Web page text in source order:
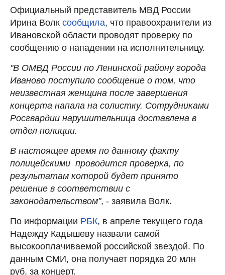
Официальный представитель МВД России
Ирина Волк сообщила, что правоохранители из
Ивановской области проводят проверку по
сообщению о нападении на исполнительницу.
"В ОМВД России по Ленинской району города
Иваново поступило сообщение о том, что
неизвестная женщина после завершения
концерта напала на солистку. Сотрудниками
Росгвардии нарушительница доставлена в
отдел полиции.
В настоящее время по данному факту
полицейскими проводится проверка, по
результатам которой будет принято
решение в соответствии с
законодательством", - заявила Волк.
По информации РБК, в апреле текущего года
Надежду Кадышеву назвали самой
высокооплачиваемой российской звездой. По
данным СМИ, она получает порядка 20 млн
руб. за концерт.